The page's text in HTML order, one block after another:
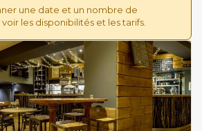
une date et un nombre de
les disponibilités et les tarifs.